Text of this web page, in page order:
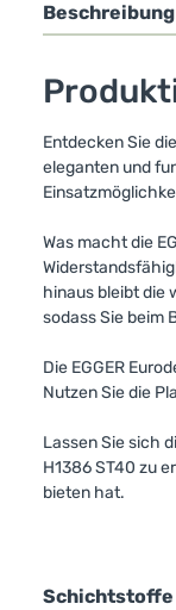
Beschreibung
Entdecken Sie
eleganten und
Was macht die
hinaus bleibt die
sodass Sie beim
Die EGGER
Nutzen Sie die
Lassen Sie sich
H1386 ST40 zu
bieten hat.
Schichtstoffe